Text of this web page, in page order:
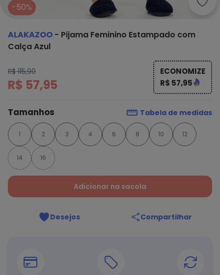
-50%
ALAKAZOO - Pijama Feminino Estampado com
Calça Azul
R$ 115,90
R$ 57,95
ECONOMIZE
R$ 57,95
Tamanhos Tabela de medidas
1 2 3 4 6 8 10 12
14 16
Adicionar na sacola
Desejos Compartilhar